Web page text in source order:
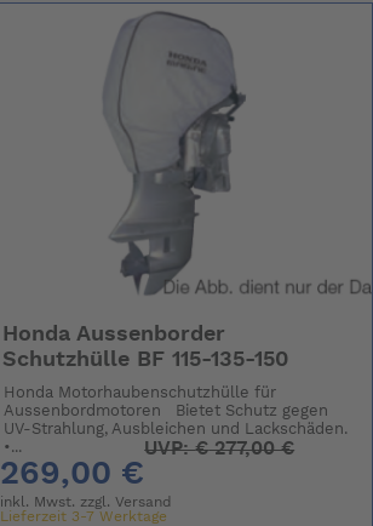
Honda Aussenborder
Schutzhülle BF 115-135-150
Honda Motorhaubenschutzhülle für
Aussenbordmotoren Bietet Schutz gegen
UV-Strahlung, Ausbleichen und Lackschäden.
•...
269,00 €
UVP:€277,00 €
inkl. Mwst. zzgl.Versand
Lieferzeit 3-7 Werktage